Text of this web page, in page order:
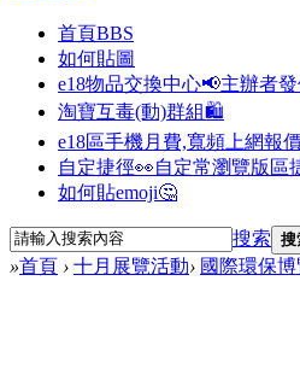
首頁BBS
如何貼圖
e18物品交換中心📢主辦者
淘寶互毒(動)群組🛍️
e18區手機月費,寬頻上網報
自定捷徑👀自定常瀏覽版區
如何貼emoji🤔
搜索 搜
»首頁 › 十月展覽活動› 國際環保博